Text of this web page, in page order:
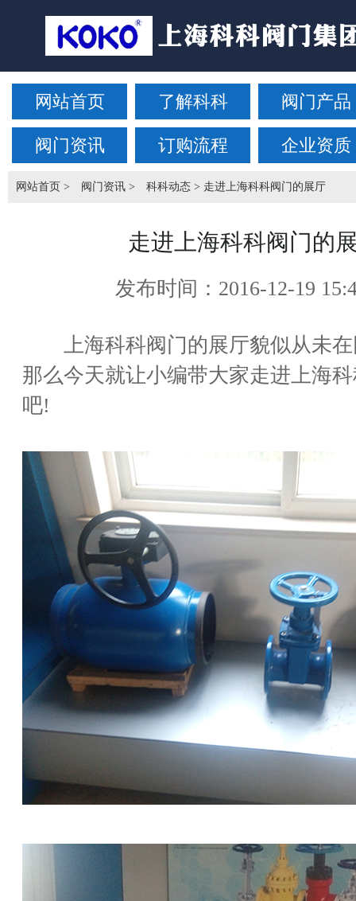
网站首页 了解科科 阀门产品
阀门资讯 订购流程 企业资质
网站首页 > 阀门资讯 > 科科动态 > 走进上海科科阀门的展厅
走进上海科科阀门的
发布时间： 2016-12-19
上海科科阀门的展厅貌似从未在
那么今天就让小编带大家走进上海
吧!